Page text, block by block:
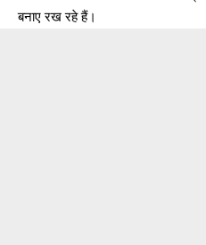
बनाए रख रहे हैं।